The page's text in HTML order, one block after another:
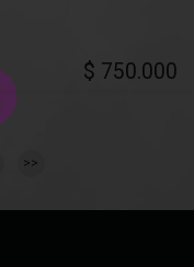
$ 750.000
>>